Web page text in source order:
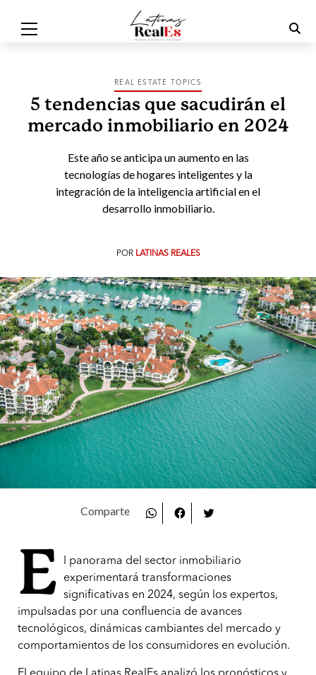
REAL ESTATE TOPICS
5 tendencias que sacudirán el
mercado inmobiliario en 2024
Este año se anticipa un aumento en las
tecnologías de hogares inteligentes y la
integración de la inteligencia artificial en el
desarrollo inmobiliario.
POR LATINAS REALES
E
l panorama del sector inmobiliario
experimentará transformaciones
significativas en 2024, según los expertos,
impulsadas por una confluencia de avances
tecnológicos, dinámicas cambiantes del mercado y
comportamientos de los consumidores en evolución.